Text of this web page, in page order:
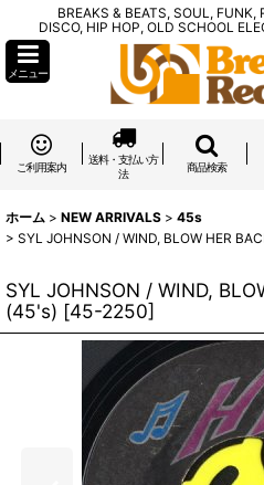
BREAKS & BEATS, SOUL,
DISCO, HIP HOP, OLD SCHOOL
メニュー
ご利用案内
送料・支払い方
法
商品検索
ホーム > NEW ARRIVALS > 45s
> SYL JOHNSON / WIND, BLOW HER
SYL JOHNSON / WIND,
(45's) [45-2250]